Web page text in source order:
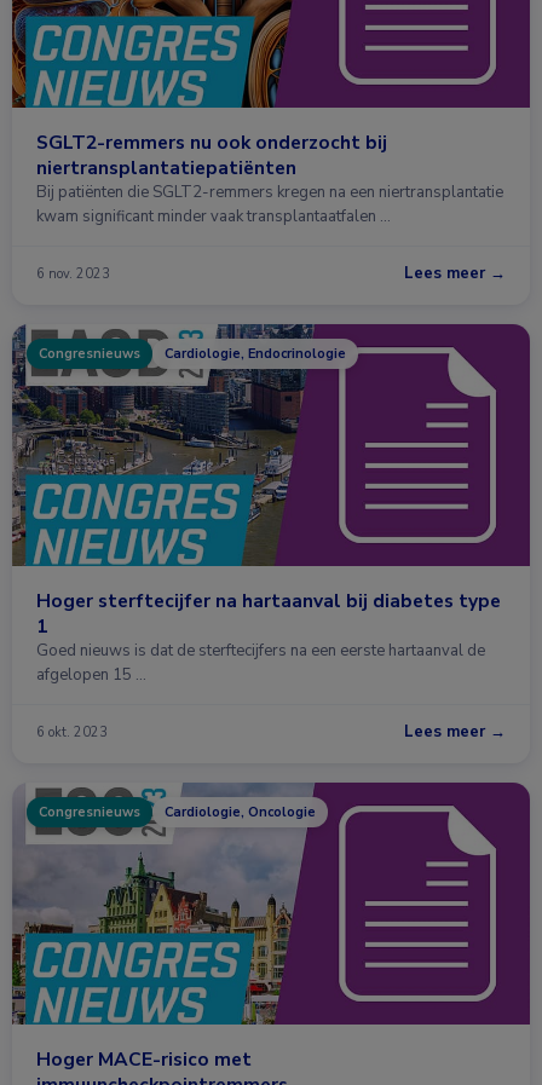
SGLT2-remmers nu ook onderzocht bij
niertransplantatiepatiënten
Bij patiënten die SGLT2-remmers kregen na een niertransplantatie
kwam significant minder vaak transplantaatfalen …
6 nov. 2023 Lees meer →
Congresnieuws Cardiologie, Endocrinologie
Hoger sterftecijfer na hartaanval bij diabetes type
1
Goed nieuws is dat de sterftecijfers na een eerste hartaanval de
afgelopen 15 …
6 okt. 2023 Lees meer →
Congresnieuws Cardiologie, Oncologie
Hoger MACE-risico met